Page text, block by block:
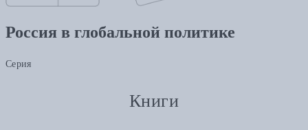
Россия в глобальной политике
Серия
Книги